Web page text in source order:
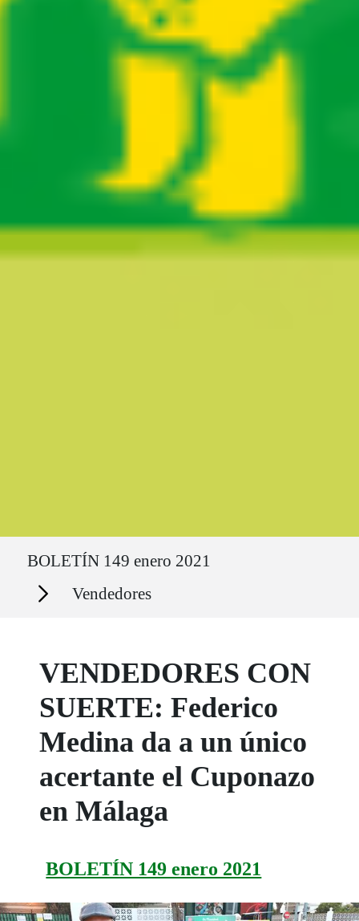
BOLETÍN 149 enero 2021
Secciones Vendedores
VENDEDORES CON
SUERTE: Federico
Medina da a un único
acertante el Cuponazo
en Málaga
BOLETÍN 149 enero 2021